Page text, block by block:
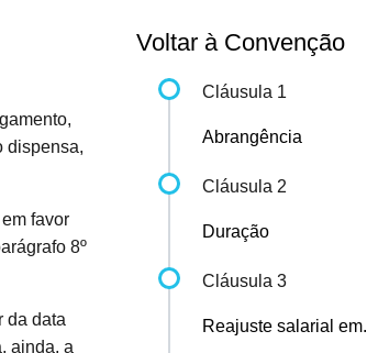
dispensa,
favor
8º
da data
ainda, a
Voltar à Convenção
Cláusula 1
Abrangência
Cláusula 2
Duração
Cláusula 3
Reajuste salarial